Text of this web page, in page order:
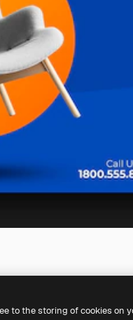
to the storing of cookies on